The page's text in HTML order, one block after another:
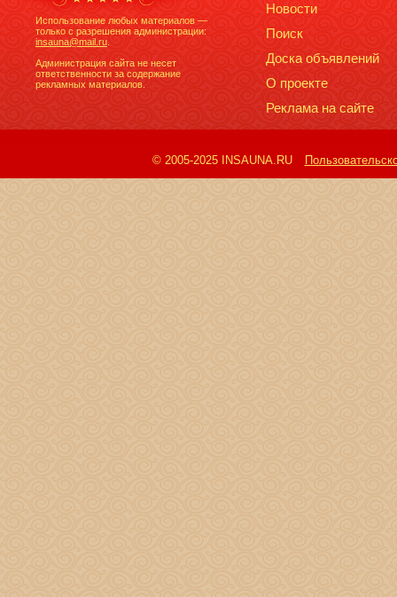
Использование любых материалов —
только с разрешения администрации:
insauna@mail.ru
Администрация сайта не несет
ответственности за содержание
рекламных материалов.
Новости
Поиск
Доска объявлений
О проекте
Реклама на сайте
© 2005-2025 INSAUNA.RU